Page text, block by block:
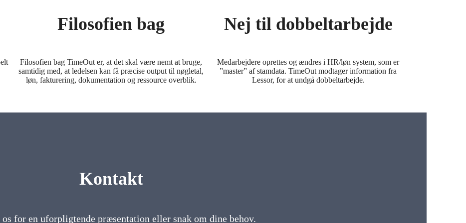
Filosofien bag
Filosofien bag TimeOut er, at det skal være nemt at bruge,
samtidig med, at ledelsen kan få præcise output til nøgletal,
løn, fakturering, dokumentation og ressource overblik.
Nej til dobbeltarbejde
Medarbejdere oprettes og ændres i HR/løn system, som er
”master” af stamdata. TimeOut modtager information fra
Lessor, for at undgå dobbeltarbejde.
Kontakt
for en uforpligtende præsentation eller snak om dine behov.